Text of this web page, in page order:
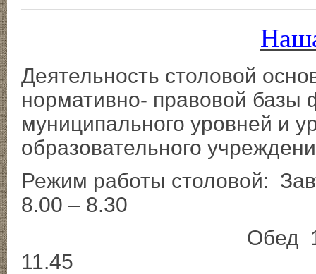
Деятельность столовой
нормативно- правовой базы
муниципального уровней и
образовательного
Режим работы столовой:
8.00 –
Обед
11.45